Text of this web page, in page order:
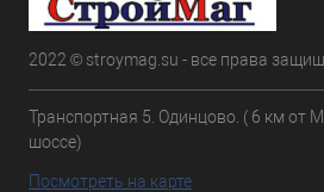
2022 © stroymag.su - все права
Транспортная 5. Одинцово. ( 6 км от
шоссе)
Посмотреть на карте